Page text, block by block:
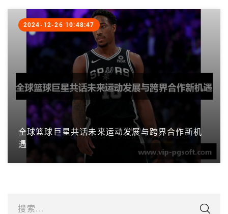
全球篮球巨星共话未来运动发展与跨界合作新机
遇
2024-12-26 10:48:47
搜索...